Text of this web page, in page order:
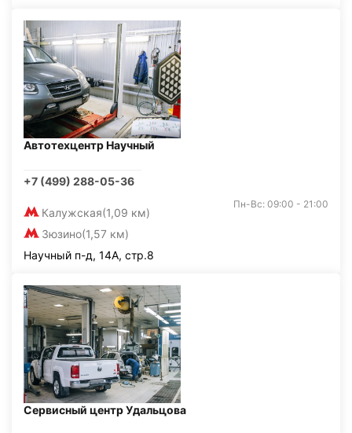
Автотехцентр Научный
+7 (499) 288-05-36
Калужская(1,09 км)
Зюзино(1,57 км)
Пн-Вс: 09:00 - 21:00
Научный п-д, 14А, стр.8
Сервисный центр Удальцова